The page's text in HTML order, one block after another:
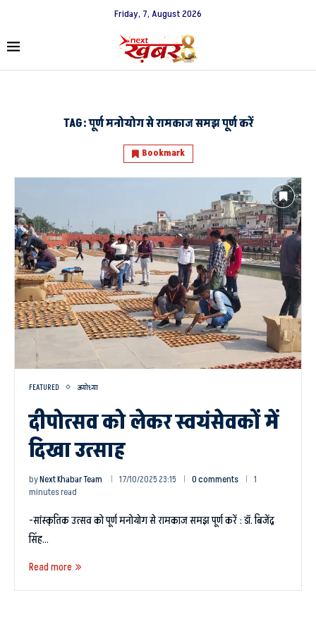
Friday, 7, August 2026
TAG:पूर्ण मनोयोग से रामकाज समझ पूर्ण करें
Bookmark
FEATURED अयोध्या
दीपोत्सव को लेकर स्वयंसेवकों में
दिखा उत्साह
byNext Khabar Team 17/10/2025 23:15 0 comments
1
minutes read
-सांस्कृतिक उत्सव को पूर्ण मनोयोग से रामकाज समझ पूर्ण करें : डॉ. बिजेंद्र
सिंह…
Read more